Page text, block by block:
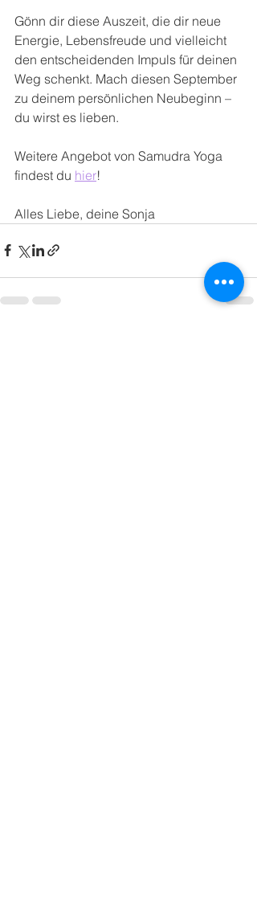
Gönn dir diese Auszeit, die dir neue
Energie, Lebensfreude und vielleicht
den entscheidenden Impuls für deinen
Weg schenkt. Mach diesen September
zu deinem persönlichen Neubeginn –
du wirst es lieben.
Weitere Angebot von Samudra Yoga
findest du hier!
Alles Liebe, deine Sonja